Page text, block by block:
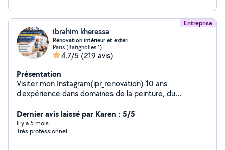
Entreprise
ibrahim kheressa
Rénovation intérieur et extéri
Paris (Batignolles 1)
4,7/5 (219 avis)
Présentation
Visiter mon Instagram(ipr_renovation) 10 ans
d'expérience dans domaines de la peinture, du
services professionnels de haute qualité, adaptés aussi
bien aux particuliers qu'aux entreprises. Mon expertise
me permet de réaliser des travaux de rénovation, de
Dernier avis laissé par Karen : 5/5
Il y a 5 mois
Très professionnel